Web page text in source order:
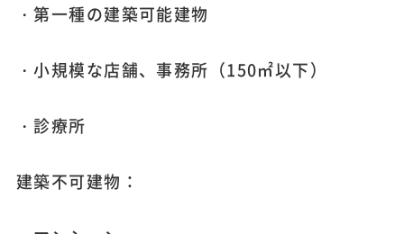
・第一種の建築可能建物
・小規模な店舗、事務所（150㎡以下）
・診療所
建築不可建物：